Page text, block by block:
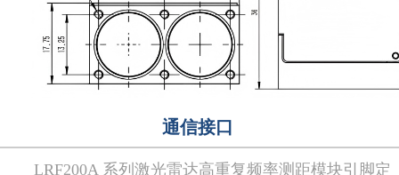
通信接口
LRF200A 系列激光雷达高重复频率测距模块引脚定